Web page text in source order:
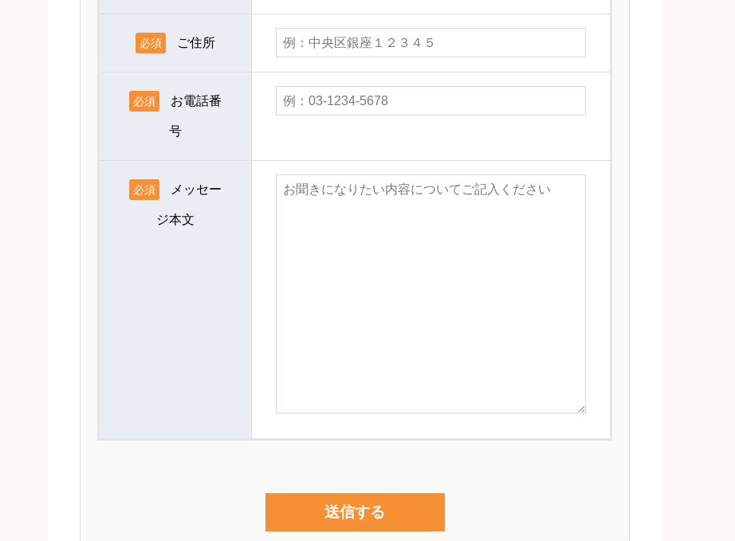
必須 ご住所
必須 お電話番
号
必須 メッセー
ジ本文